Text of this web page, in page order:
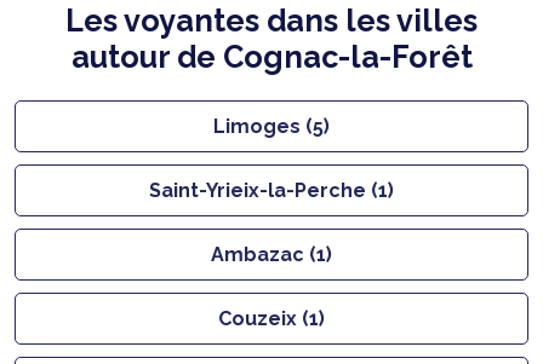
Les voyantes dans les villes
autour de Cognac-la-Forêt
Limoges (5)
Saint-Yrieix-la-Perche (1)
Ambazac (1)
Couzeix (1)